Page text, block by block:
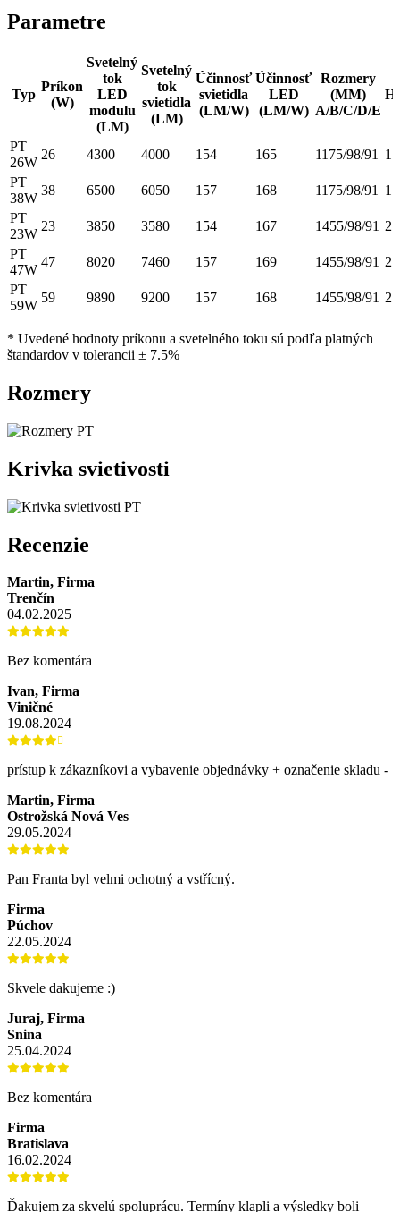
Parametre
Typ
Príkon
(W)
Svetelný
tok
LED
modulu
(LM)
Svetelný
tok
svietidla
(LM)
Účinnosť
svietidla
(LM/W)
Účinnosť
LED
(LM/W)
Rozmery
(MM)
A/B/C/D/E
PT
26W
26 4300 4000 154 165 1175/98/91
PT
38W
38 6500 6050 157 168 1175/98/91
PT
23W
23 3850 3580 154 167 1455/98/91
PT
47W
47 8020 7460 157 169 1455/98/91
PT
59W
59 9890 9200 157 168 1455/98/91
* Uvedené hodnoty príkonu a svetelného toku sú podľa platných
štandardov v tolerancii ± 7.5%
Rozmery
Krivka svietivosti
Recenzie
Martin, Firma
Trenčín
04.02.2025
Bez komentára
Ivan, Firma
Viničné
19.08.2024
prístup k zákazníkovi a vybavenie objednávky + označenie skladu -
Martin, Firma
Ostrožská Nová Ves
29.05.2024
Pan Franta byl velmi ochotný a vstřícný.
Firma
Púchov
22.05.2024
Skvele dakujeme :)
Juraj, Firma
Snina
25.04.2024
Bez komentára
Firma
Bratislava
16.02.2024
Ďakujem za skvelú spoluprácu. Termíny klapli a výsledky boli